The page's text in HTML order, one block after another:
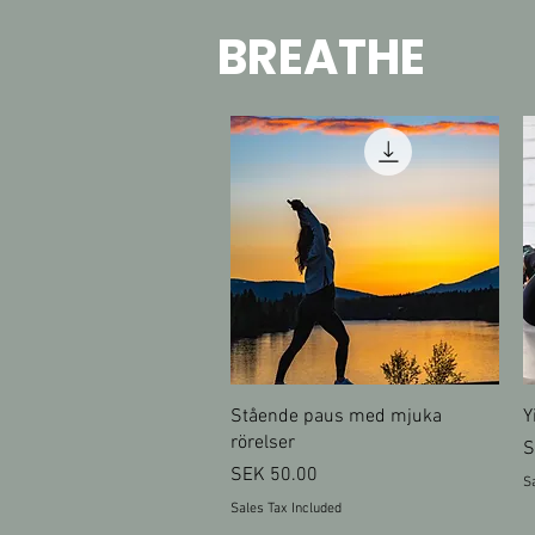
BREATHE
Quick View
Stående paus med mjuka
rörelser
Price
SEK 50.00
Sales Tax Included